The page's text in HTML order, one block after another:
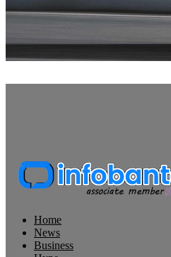
Home
News
Business